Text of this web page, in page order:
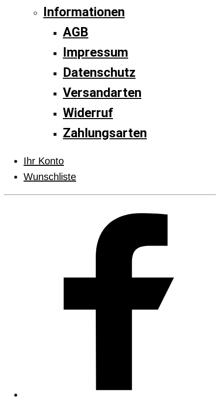
Informationen
AGB
Impressum
Datenschutz
Versandarten
Widerruf
Zahlungsarten
Ihr Konto
Wunschliste